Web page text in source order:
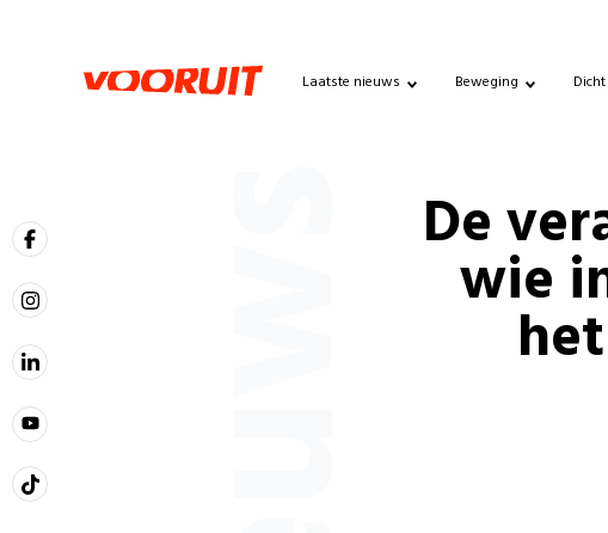
Laatste nieuws Beweging
De
wie